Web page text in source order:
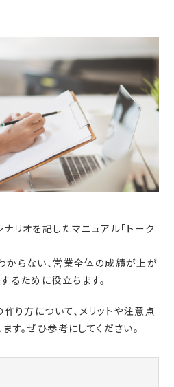
リオを記したマニュアル「トーク
らない、営業全体の成績が上が
るために役立ちます。
り方について、メリットや注意点
す。ぜひ参考にしてください。